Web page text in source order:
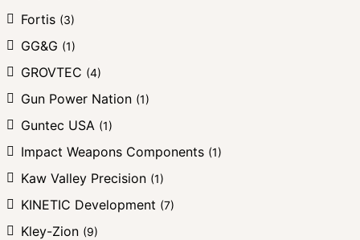
Fortis (3)
GG&G (1)
GROVTEC (4)
Gun Power Nation (1)
Guntec USA (1)
Impact Weapons Components (1)
Kaw Valley Precision (1)
KINETIC Development (7)
Kley-Zion (9)